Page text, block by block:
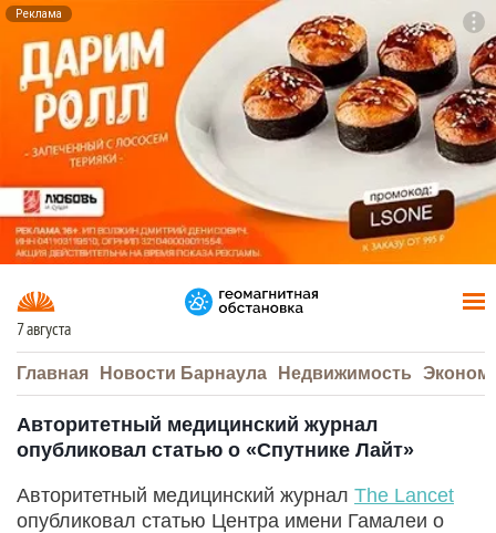
Реклама
7 августа
Главная Новости Барнаула Недвижимость
Авторитетный медицинский журнал
опубликовал статью о «Спутнике Лайт»
Авторитетный медицинский журнал The Lancet
опубликовал статью Центра имени Гамалеи о